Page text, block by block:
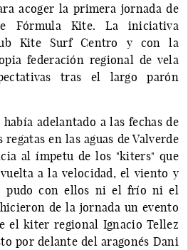
acoger la primera jornada de
Fórmula Kite. La iniciativa
Kite Surf Centro y con la
federación regional de vela
tras el largo parón
adelantado a las fechas de
en las aguas de Valverde
al ímpetu de los "kiters" que
a la velocidad, el viento y
pudo con ellos ni el frío ni el
de la jornada un evento
el kiter regional Ignacio Tellez
por delante del aragonés Dani